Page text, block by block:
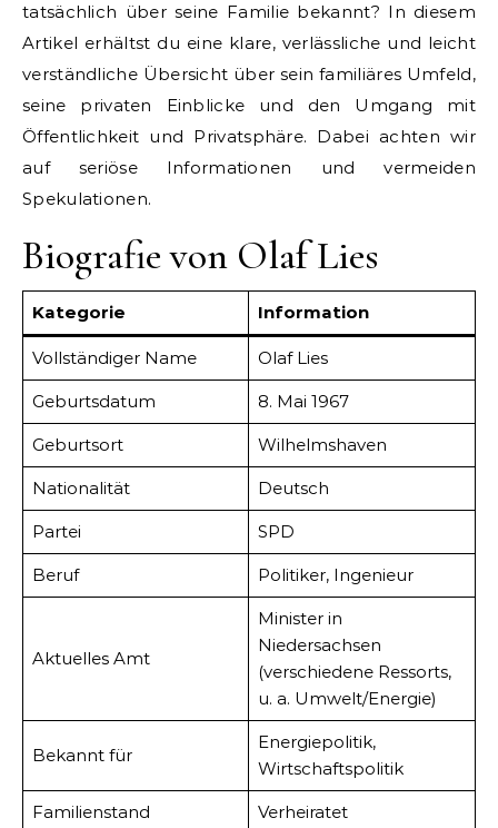
tatsächlich über seine Familie bekannt? In diesem
Artikel erhältst du eine klare, verlässliche und leicht
verständliche Übersicht über sein familiäres Umfeld,
seine privaten Einblicke und den Umgang mit
Öffentlichkeit und Privatsphäre. Dabei achten wir
auf seriöse Informationen und vermeiden
Spekulationen.
Biografie von Olaf Lies
Kategorie Information
Vollständiger Name Olaf Lies
Geburtsdatum 8. Mai 1967
Geburtsort Wilhelmshaven
Nationalität Deutsch
Partei SPD
Beruf Politiker, Ingenieur
Aktuelles Amt
Minister in
Niedersachsen
(verschiedene Ressorts,
u. a. Umwelt/Energie)
Bekannt für
Energiepolitik,
Wirtschaftspolitik
Familienstand Verheiratet